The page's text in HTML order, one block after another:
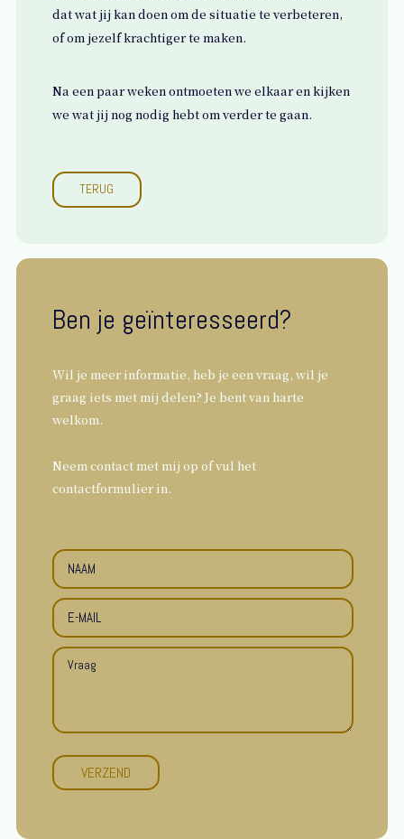
dat wat jij kan doen om de situatie te verbeteren,
of om jezelf krachtiger te maken.
Na een paar weken ontmoeten we elkaar en kijken
we wat jij nog nodig hebt om verder te gaan.
TERUG
Ben je geïnteresseerd?
Wil je meer informatie, heb je een vraag, wil je
graag iets met mij delen? Je bent van harte
welkom.
Neem contact met mij op of vul het
contactformulier in.
VERZEND